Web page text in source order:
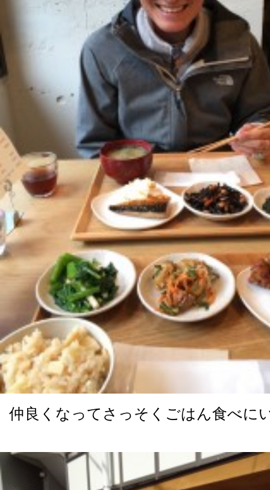
仲良くなってさっそくごはん食べに